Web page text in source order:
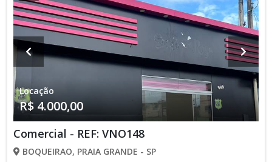
Locação
R$ 4.000,00
Comercial - REF: VNO148
BOQUEIRAO, PRAIA GRANDE - SP